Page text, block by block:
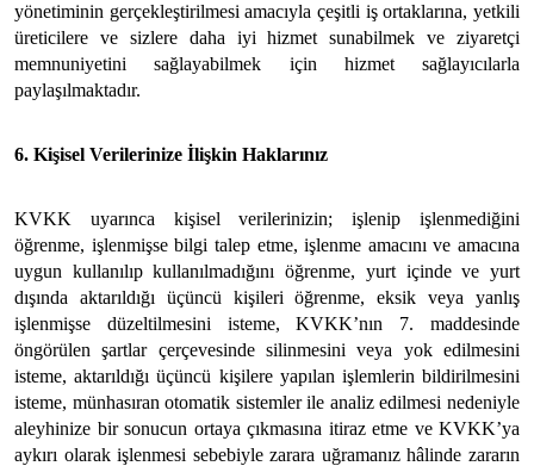
yönetiminin gerçekleştirilmesi amacıyla çeşitli iş ortaklarına, yetkili
üreticilere ve sizlere daha iyi hizmet sunabilmek ve ziyaretçi
memnuniyetini sağlayabilmek için hizmet sağlayıcılarla
paylaşılmaktadır.
6. Kişisel Verilerinize İlişkin Haklarınız
KVKK uyarınca kişisel verilerinizin; işlenip işlenmediğini
öğrenme, işlenmişse bilgi talep etme, işlenme amacını ve amacına
uygun kullanılıp kullanılmadığını öğrenme, yurt içinde ve yurt
dışında aktarıldığı üçüncü kişileri öğrenme, eksik veya yanlış
işlenmişse düzeltilmesini isteme, KVKK’nın 7. maddesinde
öngörülen şartlar çerçevesinde silinmesini veya yok edilmesini
isteme, aktarıldığı üçüncü kişilere yapılan işlemlerin bildirilmesini
isteme, münhasıran otomatik sistemler ile analiz edilmesi nedeniyle
aleyhinize bir sonucun ortaya çıkmasına itiraz etme ve KVKK’ya
aykırı olarak işlenmesi sebebiyle zarara uğramanız hâlinde zararın